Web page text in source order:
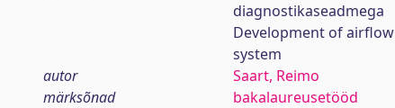
diagnostikaseadmega
Development of
system
autor
Saart, Reimo
märksõnad
bakalaureusetööd